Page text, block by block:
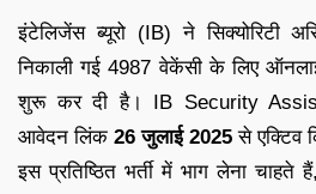
इंटेलिजेंस ब्यूरो (IB) ने सिक्योरिटी
निकाली गई 4987 वेकेंसी के लिए
शुरू कर दी है। IB Security
आवेदन लिंक 26 जुलाई 2025 से एक्टिव
इस प्रतिष्ठित भर्ती में भाग लेना चाहते